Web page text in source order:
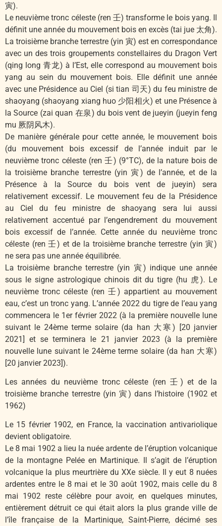
寅).
Le neuvième tronc céleste (ren 壬) transforme le bois yang. Il
définit une année du mouvement bois en excès (tai jue 太角).
La troisième branche terrestre (yin 寅) est en correspondance
avec un des trois groupements constellaires du Dragon Vert
(qing long 青龙) à l’Est, elle correspond au mouvement bois
yang au sein du mouvement bois. Elle définit une année
avec une Présidence au Ciel (si tian 司天) du feu ministre de
shaoyang (shaoyang xiang huo 少阳相火) et une Présence à
la Source (zai quan 在泉) du bois vent de jueyin (jueyin feng
mu 厥阴风木).
De manière générale pour cette année, le mouvement bois
(du mouvement bois excessif de l’année induit par le
neuvième tronc céleste (ren 壬) (9°TC), de la nature bois de
la troisième branche terrestre (yin 寅) de l’année, et de la
Présence à la Source du bois vent de jueyin) sera
relativement excessif. Le mouvement feu de la Présidence
au Ciel du feu ministre de shaoyang sera lui aussi
relativement accentué par l’engendrement du mouvement
bois excessif de l’année. Cette année du neuvième tronc
céleste (ren 壬) et de la troisième branche terrestre (yin 寅)
ne sera pas une année équilibrée.
La troisième branche terrestre (yin 寅) indique une année
sous le signe astrologique chinois dit du tigre (hu 虎). Le
neuvième tronc céleste (ren 壬) appartient au mouvement
eau, c’est un tronc yang. L’année 2022 du tigre de l’eau yang
commencera le 1er février 2022 (à la première nouvelle lune
suivant le 24ème terme solaire (da han 大寒) [20 janvier
2021] et se terminera le 21 janvier 2023 (à la première
nouvelle lune suivant le 24ème terme solaire (da han 大寒)
[20 janvier 2023]).
Les années du neuvième tronc céleste (ren 壬) et de la
troisième branche terrestre (yin 寅) dans l’histoire (1902 et
1962)
Le 15 février 1902, en France, la vaccination antivariolique
devient obligatoire.
Le 8 mai 1902 a lieu la nuée ardente de l’éruption volcanique
de la montagne Pelée en Martinique. Il s’agit de l’éruption
volcanique la plus meurtrière du XXe siècle. Il y eut 8 nuées
ardentes entre le 8 mai et le 30 août 1902, mais celle du 8
mai 1902 reste célèbre pour avoir, en quelques minutes,
entièrement détruit ce qui était alors la plus grande ville de
l’île française de la Martinique, Saint-Pierre, décimé ses